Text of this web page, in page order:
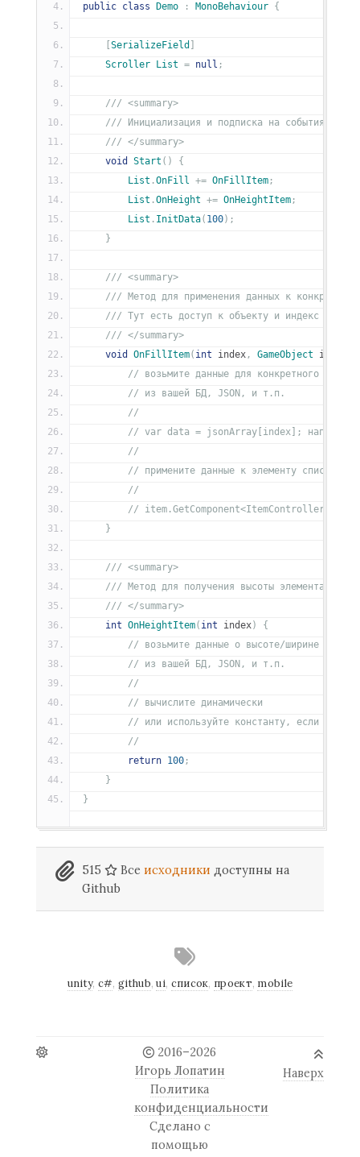
public class Demo : MonoBehaviour {
SerializeField
Scroller
List = null ;
/// <summary>
/// Инициализация и подписка на события
/// </summary>
void
Start ()
{
List .OnFill += OnFillItem;
List .OnHeight += OnHeightItem;
List . InitData( 100);
}
/// <summary>
/// Метод для применения данных к конкретному
/// Тут есть доступ к объекту и индекс в
/// </summary>
void
OnFillItem( int index, GameObject item
// возьмите данные для конкретного
// из вашей БД, JSON, и т.п.
//
// var data = jsonArray[index]; например
//
// примените данные к элементу списка
//
//
}
/// <summary>
/// Метод для получения высоты элемента
/// </summary>
int OnHeightItem( int index)
{
// возьмите данные о высоте/ширине
// из вашей БД, JSON, и т.п.
//
// вычислите динамически
// или используйте константу, если все
//
return 100;
}
}
515 Всеисходники доступны на
Github
unity, c#, github,ui, список, проект, mobile
2016–2026
Игорь Лопатин
Политика
конфиденциальности
Сделано с
помощью
Наверх